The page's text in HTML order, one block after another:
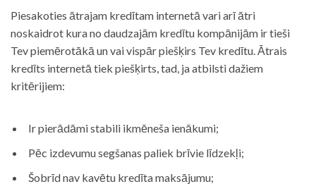
Piesakoties ātrajam kredītam internetā vari arī ātri
noskaidrot kura no daudzajām kredītu kompānijām ir tieši
Tev piemērotākā un vai vispār piešķirs Tev kredītu. Ātrais
kredīts internetā tiek piešķirts, tad, ja atbilsti dažiem
kritērijiem:
Ir pierādāmi stabili ikmēneša ienākumi;
Pēc izdevumu segšanas paliek brīvie līdzekļi;
Šobrīd nav kavētu kredīta maksājumu;